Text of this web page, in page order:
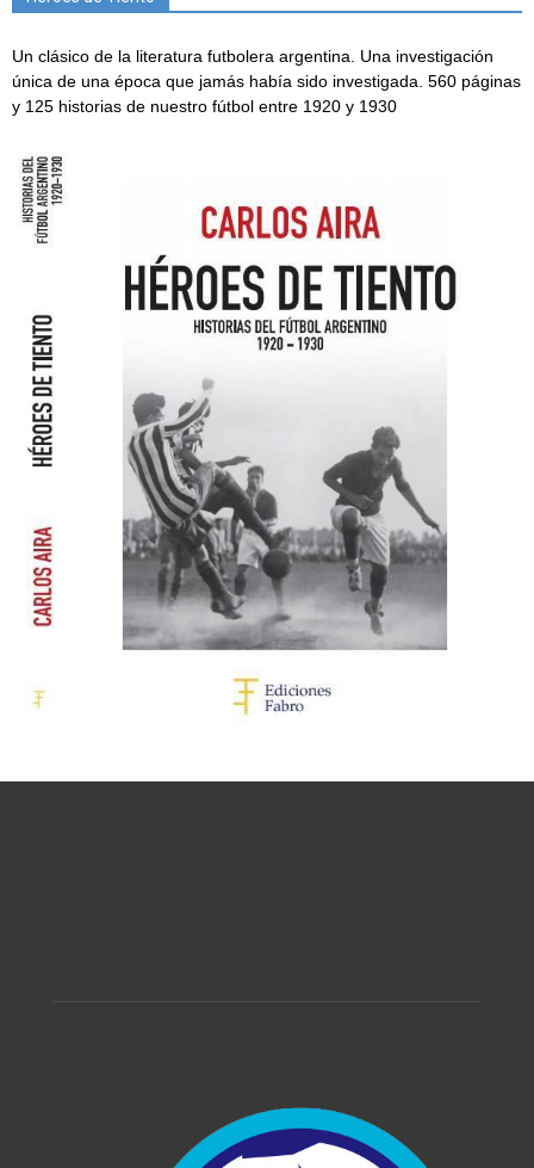
Un clásico de la literatura futbolera argentina. Una investigación
única de una época que jamás había sido investigada. 560 páginas
y 125 historias de nuestro fútbol entre 1920 y 1930